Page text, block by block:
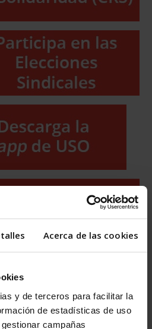
Acerca de las cookies
y de terceros para facilitar la
de estadísticas de uso
campañas